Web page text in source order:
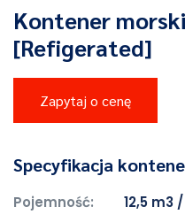
Kontener morski
[Refigerated]
Zapytaj o cenę
Specyfikacja
Pojemność:
12,5 m3